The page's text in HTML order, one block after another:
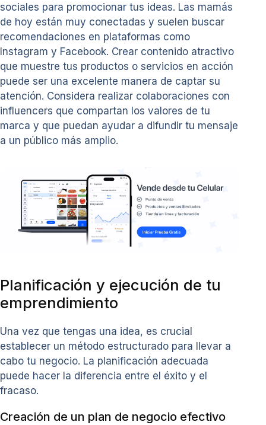
sociales para promocionar tus ideas. Las mamás
de hoy están muy conectadas y suelen buscar
recomendaciones en plataformas como
Instagram y Facebook. Crear contenido atractivo
que muestre tus productos o servicios en acción
puede ser una excelente manera de captar su
atención. Considera realizar colaboraciones con
influencers que compartan los valores de tu
marca y que puedan ayudar a difundir tu mensaje
a un público más amplio.
Planificación y ejecución de tu
emprendimiento
Una vez que tengas una idea, es crucial
establecer un método estructurado para llevar a
cabo tu negocio. La planificación adecuada
puede hacer la diferencia entre el éxito y el
fracaso.
Creación de un plan de negocio efectivo